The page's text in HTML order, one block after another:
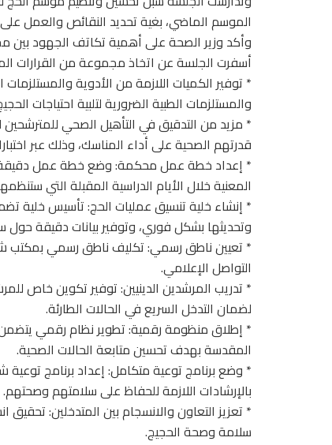
الموسم الماضي، بغية تحديد النقائص والعمل على
وأكد وزير الصحة على أهمية تكاتف الجهود بين
أسفرت الجلسة عن اتخاذ مجموعة من القرارات
* توفير الكميات اللازمة من الأدوية
والمستلزمات الطبية الضرورية لتلبية احتياجات
* مزيد من التدقيق في التأهيل الصحي
قدرتهم الصحية على أداء المناسك، وذلك عبر
* إعداد خطة عمل محكمة: وضع خطة عمل دقيقة
المعنية خلال الأيام الدراسية المقبلة التي
* إنشاء خلية تنسيق عمليات الحج: تأسيس خلية
وتحديثها بشكل فوري، وتوفير بيانات دقيقة حول
* تعيين ناطق رسمي: تكليف ناطق رسمي بمكتب
التواصل الإعلامي.
* تدريب المرشدين الدينيين: توفير تكوين خاص
لضمان التدخل السريع في الحالات الطارئة.
* إطلاق منظومة رقمية: تطوير نظام رقمي يتضمن
المقدسة بهدف تحسين متابعة الحالات الصحية.
* وضع برنامج توعية متكامل: إعداد برنامج
بالإرشادات اللازمة للحفاظ على سلامتهم وصحتهم.
* تعزيز التعاون والانسجام بين المتدخلين:
سلامة وصحة الحجيج.